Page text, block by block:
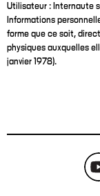
Utilisateur : Internaute
Informations
forme que ce soit,
physiques auxquelles
janvier 1978).